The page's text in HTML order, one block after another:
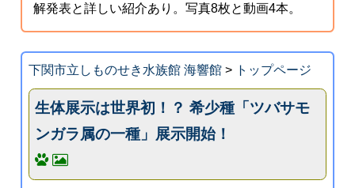
解発表と詳しい紹介あり。写真8枚と動画4本。
下関市立しものせき水族館 海響館> トップページ
生体展示は世界初！？ 希少種「ツバサモ
ンガラ属の一種」展示開始！